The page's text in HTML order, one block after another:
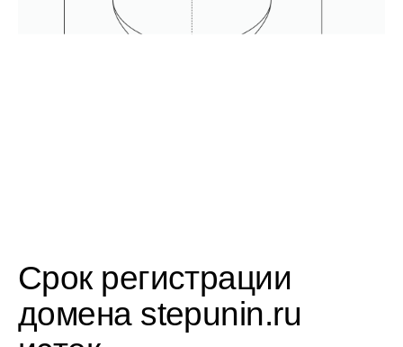
Срок регистрации
домена stepunin.ru